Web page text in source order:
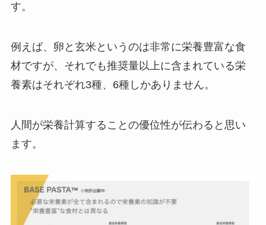
す。
例えば、卵と玄米というのは非常に栄養豊富な食
材ですが、それでも推奨量以上に含まれている栄
養素はそれぞれ3種、6種しかありません。
人間が栄養計算することの優位性が伝わると思い
ます。